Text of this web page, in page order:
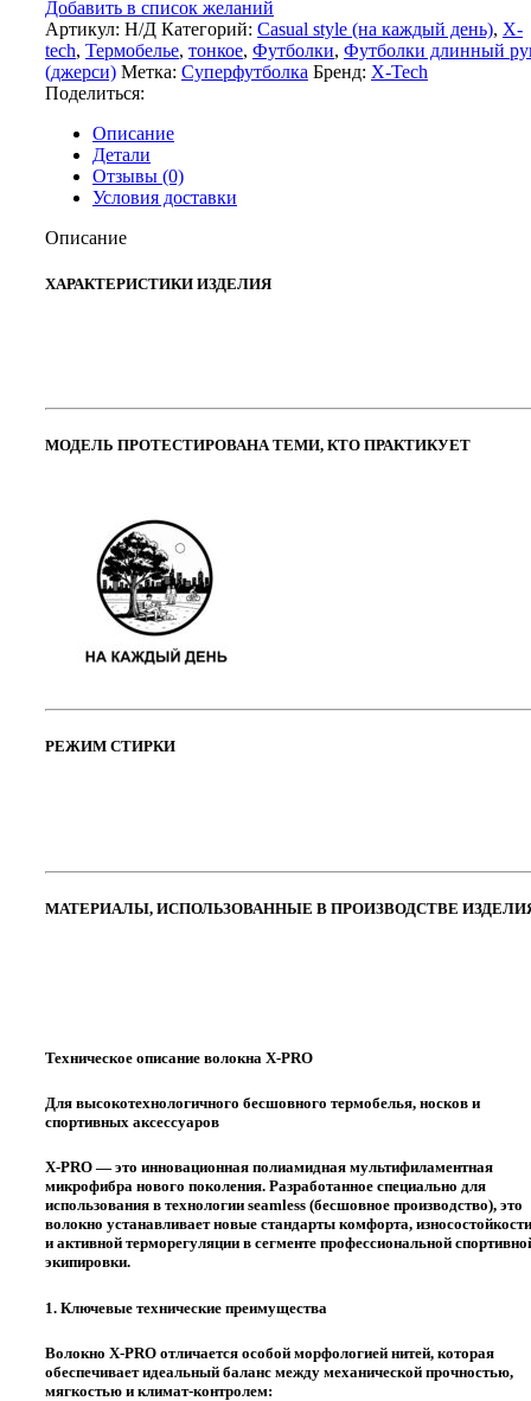
TECH
OFF-
09
(микрофибра
X-
PRO,
цвет
роял,
от
+30°
до
пр-
Добавить в список желаний
Артикул: Н/Д Категорий: Casual style (на каждый день), X-
tech, Термобелье, тонкое, Футболки, Футболки длинный
(джерси) Метка: Суперфутболка Бренд: X-Tech
Поделиться:
Описание
Детали
Отзывы (0)
Условия доставки
Описание
ХАРАКТЕРИСТИКИ ИЗДЕЛИЯ
МОДЕЛЬ ПРОТЕСТИРОВАНА ТЕМИ, КТО ПРАКТИКУЕТ
РЕЖИМ СТИРКИ
МАТЕРИАЛЫ, ИСПОЛЬЗОВАННЫЕ В ПРОИЗВОДСТВЕ
Техническое описание волокна X-PRO
Для высокотехнологичного бесшовного термобелья, носков и
спортивных аксессуаров
X-PRO — это инновационная полиамидная мультифиламентная
микрофибра нового поколения. Разработанное специально для
использования в технологии seamless (бесшовное производство), это
волокно устанавливает новые стандарты комфорта, износостойкости
и активной терморегуляции в сегменте профессиональной
экипировки.
1. Ключевые технические преимущества
Волокно X-PRO отличается особой морфологией нитей, которая
обеспечивает идеальный баланс между механической прочностью,
мягкостью и климат-контролем: